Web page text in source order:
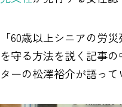
「60歳以上シニアの労
を守る方法を説く記事
ターの松澤裕介が語って